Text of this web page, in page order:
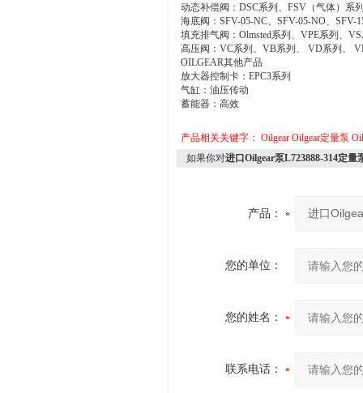
动态补偿阀：DSC系列、FSV（气体）系
海底阀：SFV-05-NC、SFV-05-NO、SFV-
填充排气阀：Olmsted系列、VPE系列、
高压阀：VC系列、VB系列、 VD系列、
OILGEAR其他产品
放大器控制卡：EPC3系列
气缸：油压传动
蓄能器：高效
产品相关关键字： Oilgear Oilgear定量泵
如果你对进口Oilgear泵L723888-314定量
产品：
您的单位：
您的姓名：
联系电话：